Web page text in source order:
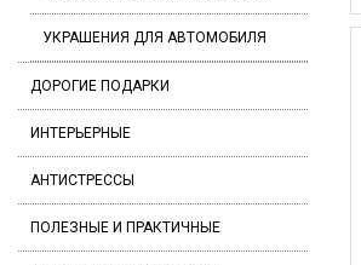
УКРАШЕНИЯ ДЛЯ АВТОМОБИЛЯ
ДОРОГИЕ ПОДАРКИ
ИНТЕРЬЕРНЫЕ
АНТИСТРЕССЫ
ПОЛЕЗНЫЕ И ПРАКТИЧНЫЕ